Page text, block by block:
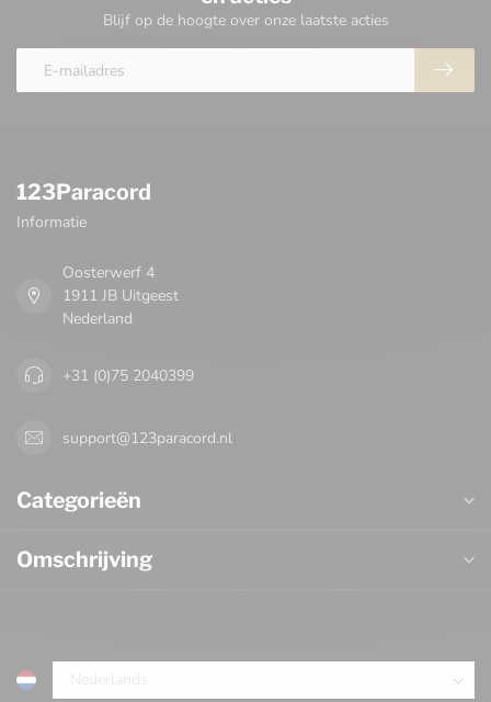
Blijf op de hoogte over onze laatste acties
123Paracord
Informatie
Oosterwerf 4
1911 JB Uitgeest
Nederland
+31 (0)75 2040399
support@123paracord.nl
Categorieën
Omschrijving